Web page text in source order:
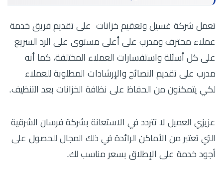
تعمل شركة غسيل وتعقيم خزانات على تقديم فريق خدمة
عملاء محترف ومدرب على أعلى مستوى على الرد السريع
على كل أسئلة واستفسارات العملاء المختلفة، كما أنه
مدرب على تقديم النصائح والإرشادات المطلوبة للعملاء
لكي يتمكنون من الحفاظ على نظافة الخزانات بعد التنظيف.
عزيزي العميل لا تتردد في الاستعانة بشركة فرسان الشرقية
التي تعتبر من الأماكن الرائدة في ذلك المجال للحصول على
أجود خدمة على الإطلاق بسعر مناسب لك.